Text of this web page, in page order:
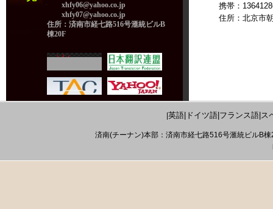
xhfy06@yahoo.co.jp
xhfy07@yahoo.co.jp
住所：済南市経七路516号滙統ビルB
棟20F
携帯：
住所：北京市
英語|ドイツ語|フランス語|ス
済南(チーナン)本部：済南市経七路516号滙統ビルB